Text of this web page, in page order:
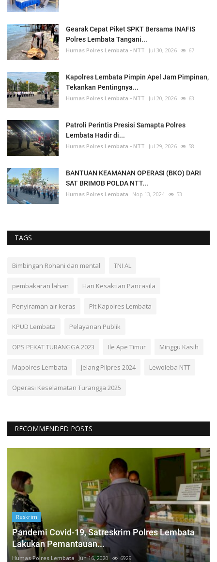
Gearak Cepat Piket SPKT Bersama INAFIS
Polres Lembata Tangani...
Humas Polres Lembata - NTT Jul 30, 2026 67
Kapolres Lembata Pimpin Apel Jam Pimpinan,
Tekankan Pentingnya...
Humas Polres Lembata - NTT Jul 20, 2026 63
Patroli Perintis Presisi Samapta Polres
Lembata Hadir di...
Humas Polres Lembata - NTT Jul 29, 2026 58
BANTUAN KEAMANAN OPERASI (BKO) DARI
SAT BRIMOB POLDA NTT...
Humas Polres Lembata Nop 13, 2024 53
TAGS
Bimbingan Rohani dan mental TNI AL
pembakaran lahan Hari Kesaktian Pancasila
Penyiraman air keras Plt Kapolres Lembata
KPUD Lembata Pelayanan Publik
OPS PEKAT TURANGGA 2023 Ile Ape Timur Minggu Kasih
Mapolres Lembata Jelang Pilpres 2024 Lewoleba NTT
Operasi Keselamatan Turangga 2025
RECOMMENDED POSTS
Reskrim
Pandemi Covid-19, Satreskrim Polres Lembata
Lakukan Pemantauan...
Humas Polres Lembata Jun 16, 2020 6929